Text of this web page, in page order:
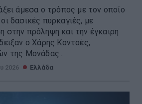
άμεσα ο τρόπος με τον οποίο
δασικές πυρκαγιές, με
στην πρόληψη και την έγκαιρη
ο Χάρης Κοντοές,
της Μονάδας...
2026 Ελλάδα